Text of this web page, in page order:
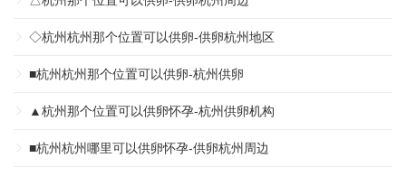
◇杭州杭州那个位置可以供卵-供卵杭州地区
■杭州杭州那个位置可以供卵-杭州供卵
▲杭州那个位置可以供卵怀孕-杭州供卵机构
■杭州杭州哪里可以供卵怀孕-供卵杭州周边